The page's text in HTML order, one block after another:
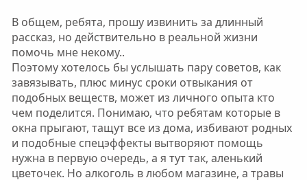
В общем, ребята, прошу извинить за длинный
рассказ, но действительно в реальной жизни
помочь мне некому..
Поэтому хотелось бы услышать пару советов, как
завязывать, плюс минус сроки отвыкания от
подобных веществ, может из личного опыта кто
чем поделится. Понимаю, что ребятам которые в
окна прыгают, тащут все из дома, избивают родных
и подобные спецэффекты вытворяют помощь
нужна в первую очередь, а я тут так, аленький
цветочек. Но алкоголь в любом магазине, а травы